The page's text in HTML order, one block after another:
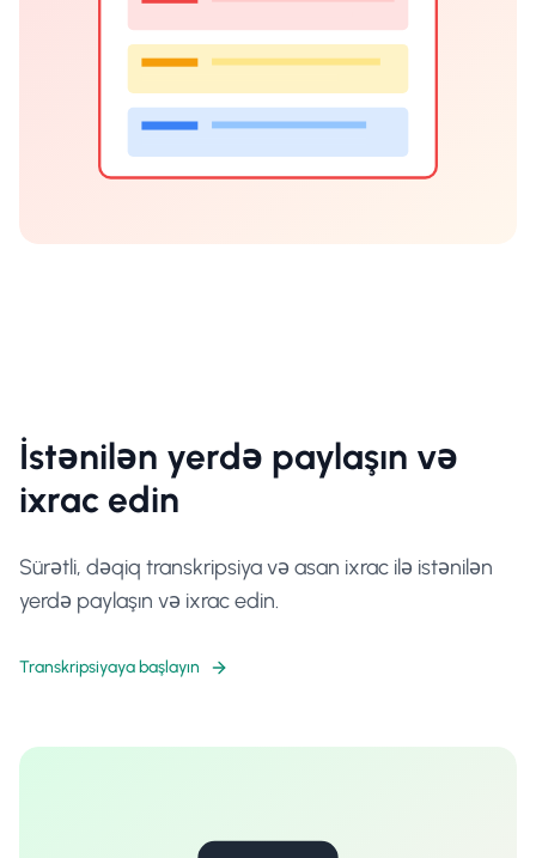
İstənilən yerdə paylaşın və
ixrac edin
Sürətli, dəqiq transkripsiya və asan ixrac ilə istənilən
yerdə paylaşın və ixrac edin.
Transkripsiyaya başlayın